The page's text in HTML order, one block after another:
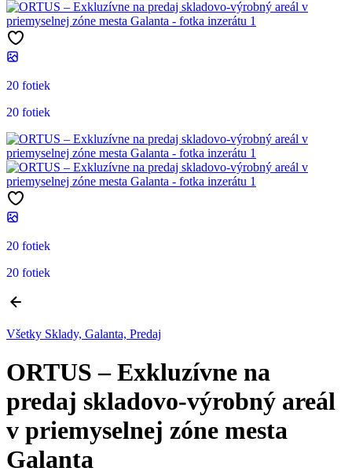
20 fotiek
20 fotiek
20 fotiek
20 fotiek
Všetky Sklady, Galanta, Predaj
ORTUS – Exkluzívne na
predaj skladovo-výrobný areál
v priemyselnej zóne mesta
Galanta